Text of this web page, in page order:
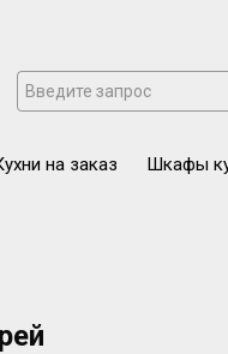
на заказ
Шкафы